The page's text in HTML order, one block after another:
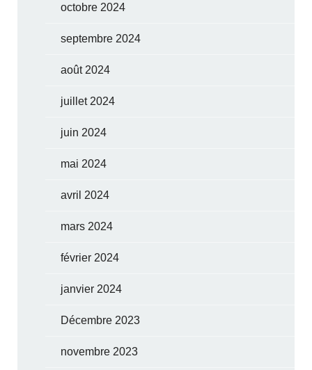
octobre 2024
septembre 2024
août 2024
juillet 2024
juin 2024
mai 2024
avril 2024
mars 2024
février 2024
janvier 2024
Décembre 2023
novembre 2023